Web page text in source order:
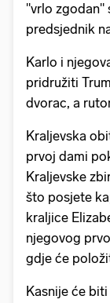
"vrlo zgodan"
predsjednik
Karlo i
pridružiti
dvorac, a
Kraljevska
prvoj dami
Kraljevske
što posjete
kraljice
njegovog
gdje će
Kasnije će